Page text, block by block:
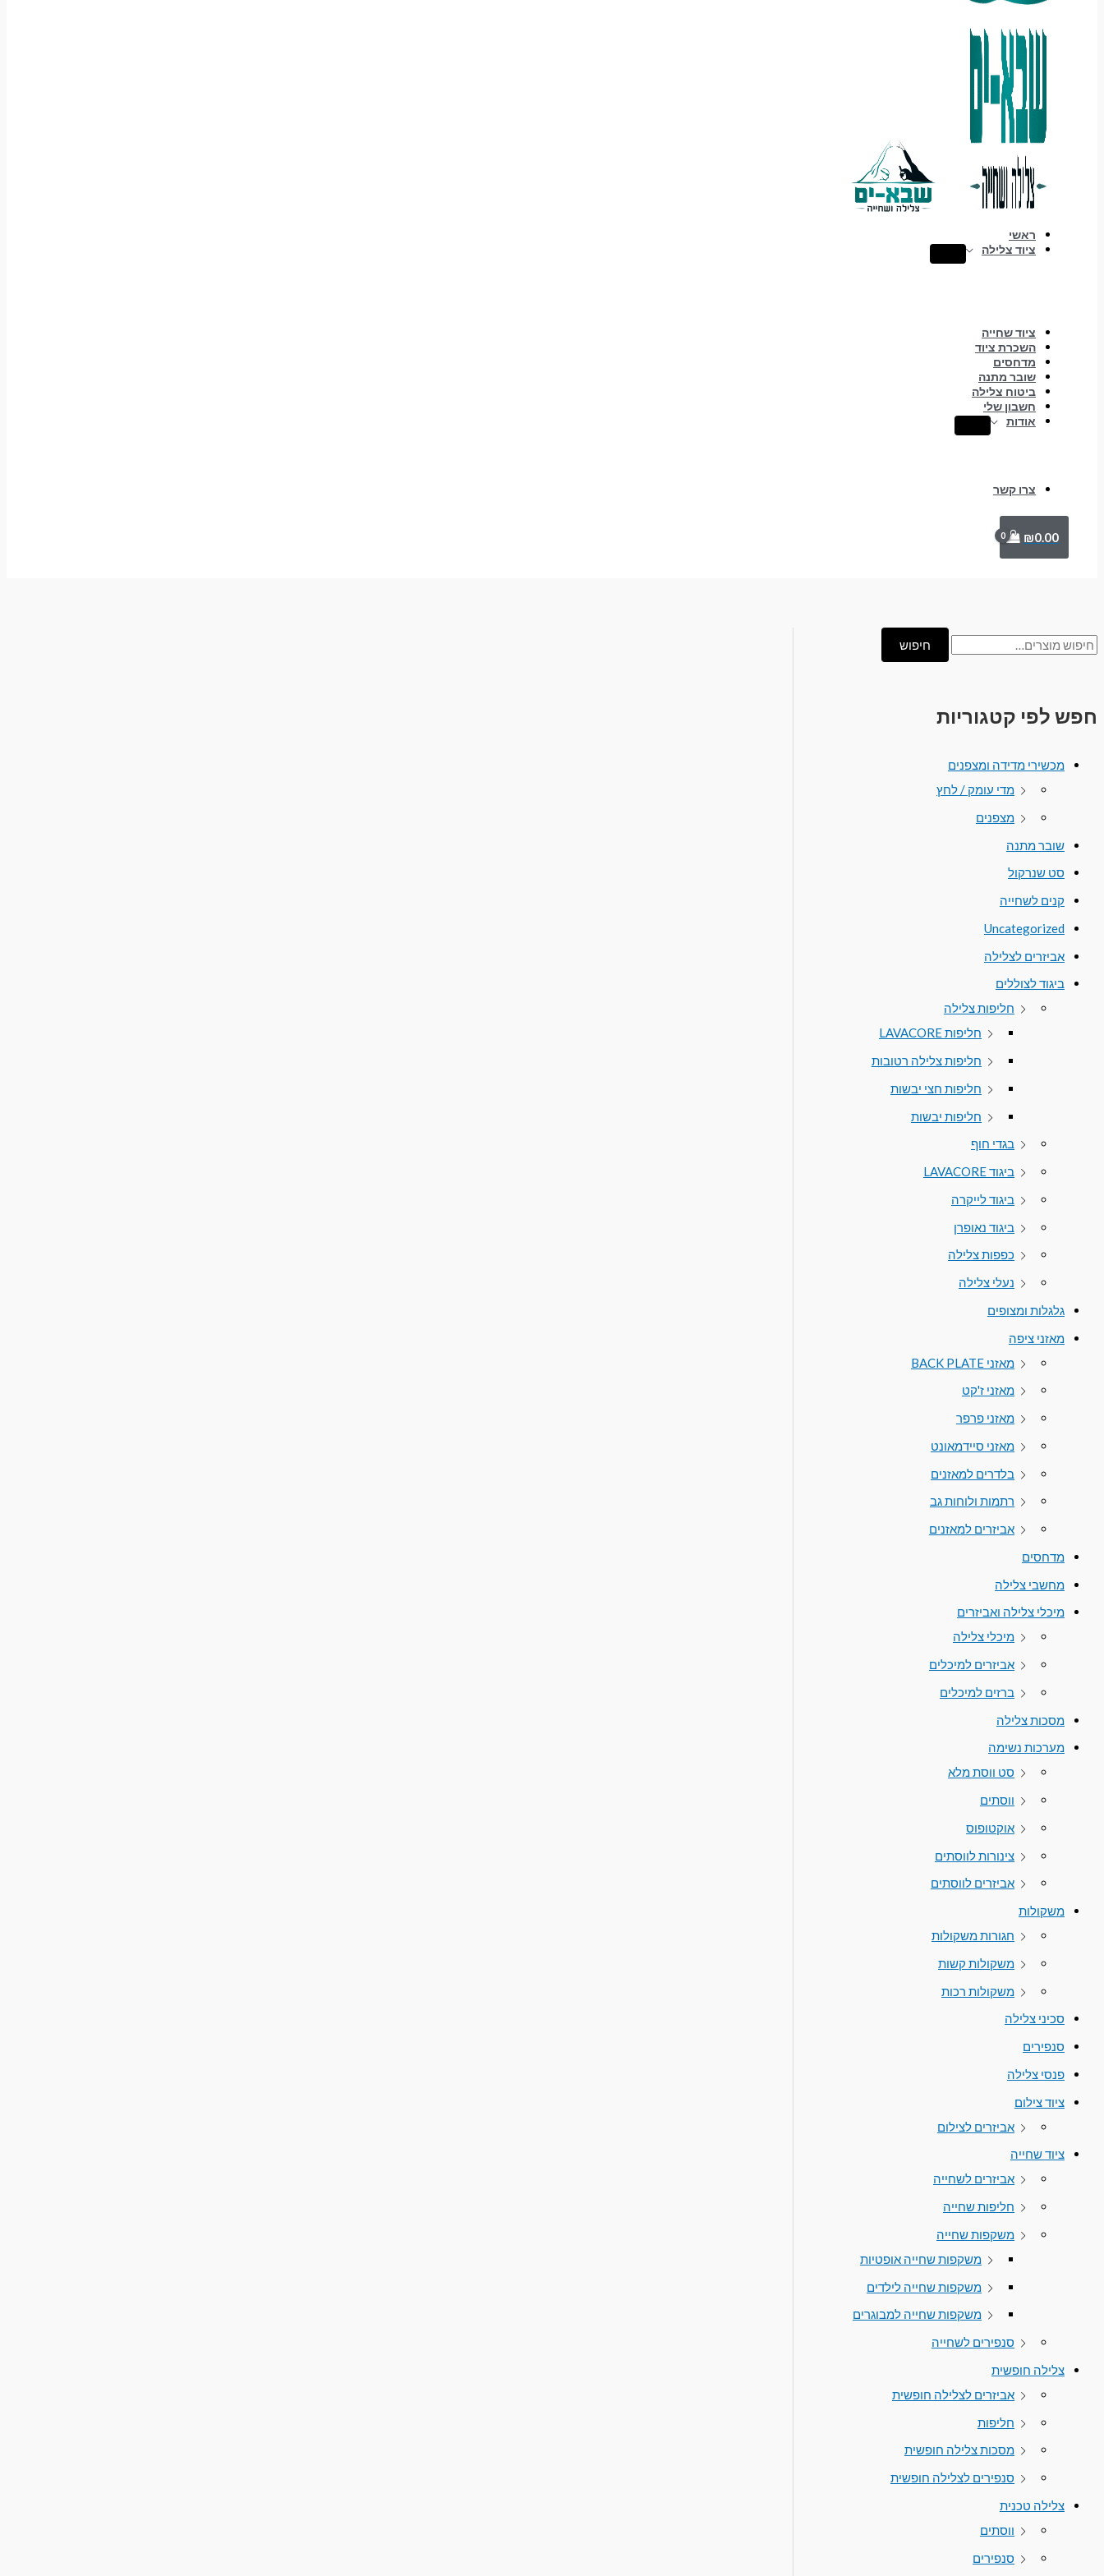
ראשי
ציוד צלילה
ציוד שחייה
השכרת ציוד
מדחסים
שובר מתנה
ביטוח צלילה
חשבון שלי
אודות
צרו קשר
₪0.00
חיפוש
חפש לפי קטגוריות
מכשירי מדידה ומצפנים
מדי עומק / לחץ
מצפנים
שובר מתנה
סט שנרקול
קנים לשחייה
Uncategorized
אביזרים לצלילה
ביגוד לצוללים
חליפות צלילה
חליפות LAVACORE
חליפות צלילה רטובות
חליפות חצי יבשות
חליפות יבשות
בגדי חוף
ביגוד LAVACORE
ביגוד לייקרה
ביגוד נאופרן
כפפות צלילה
נעלי צלילה
גלגלות ומצופים
מאזני ציפה
מאזני BACK PLATE
מאזני ז'קט
מאזני פרפר
מאזני סיידמאונט
בלדרים למאזנים
רתמות ולוחות גב
אביזרים למאזנים
מדחסים
מחשבי צלילה
מיכלי צלילה ואביזרים
מיכלי צלילה
אביזרים למיכלים
ברזים למיכלים
מסכות צלילה
מערכות נשימה
סט ווסת מלא
ווסתים
אוקטופוס
צינורות לווסתים
אביזרים לווסתים
משקולות
חגורות משקולות
משקולות קשות
משקולות רכות
סכיני צלילה
סנפירים
פנסי צלילה
ציוד צילום
אביזרים לצילום
ציוד שחייה
אביזרים לשחייה
חליפות שחייה
משקפות שחייה
משקפות שחייה אופטיות
משקפות שחייה לילדים
משקפות שחייה למבוגרים
סנפירים לשחייה
צלילה חופשית
אביזרים לצלילה חופשית
חליפות
מסכות צלילה חופשית
סנפירים לצלילה חופשית
צלילה טכנית
ווסתים
סנפירים